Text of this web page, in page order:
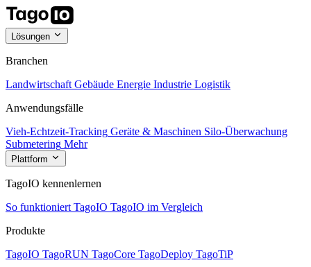
Lösungen
Branchen
Landwirtschaft Gebäude Energie Industrie Logistik
Anwendungsfälle
Vieh-Echtzeit-Tracking Geräte & Maschinen Silo-Überwachung
Submetering Mehr
Plattform
TagoIO kennenlernen
So funktioniert TagoIO TagoIO im Vergleich
Produkte
TagoIO TagoRUN TagoCore TagoDeploy TagoTiP